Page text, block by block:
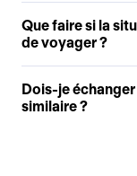
Que faire si la
de voyager ?
Dois-je
similaire ?